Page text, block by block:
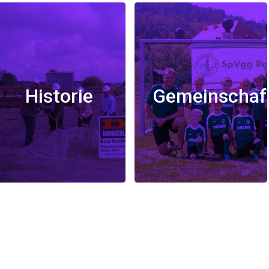
Historie
Historie Gemeinschaft
Gemeinschaft